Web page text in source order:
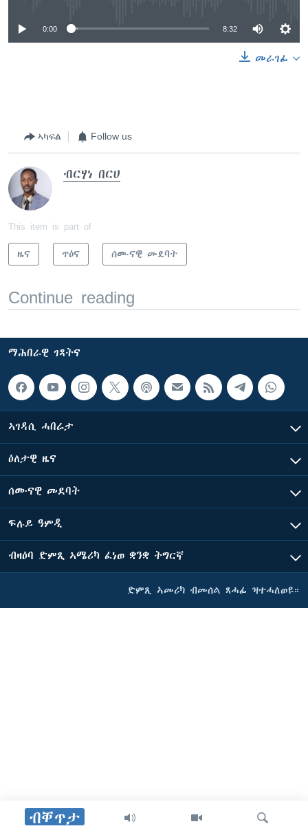
ብቐጥታ
0:00 8:32
መራገፊ
ኣካፍል Follow us
ብርሃነ በርሀ
This item is part of
ዜና ጥዕና ሰሙናዊ መደባት
Continue reading
ማሕበራዊ ገጻትና
ኣገዳሲ ሓበሬታ
ዕለታዊ ዜና
ሰሙናዊ መደባት
ፍሉይ ዓምዲ
ብዛዕባ ድምጺ ኣሜሪካ ፈነወ ቋንቋ ትግርኛ
ድምጺ ኣመሪካ ብመሰል ጸሓፊ ዝተሓለወዩ።